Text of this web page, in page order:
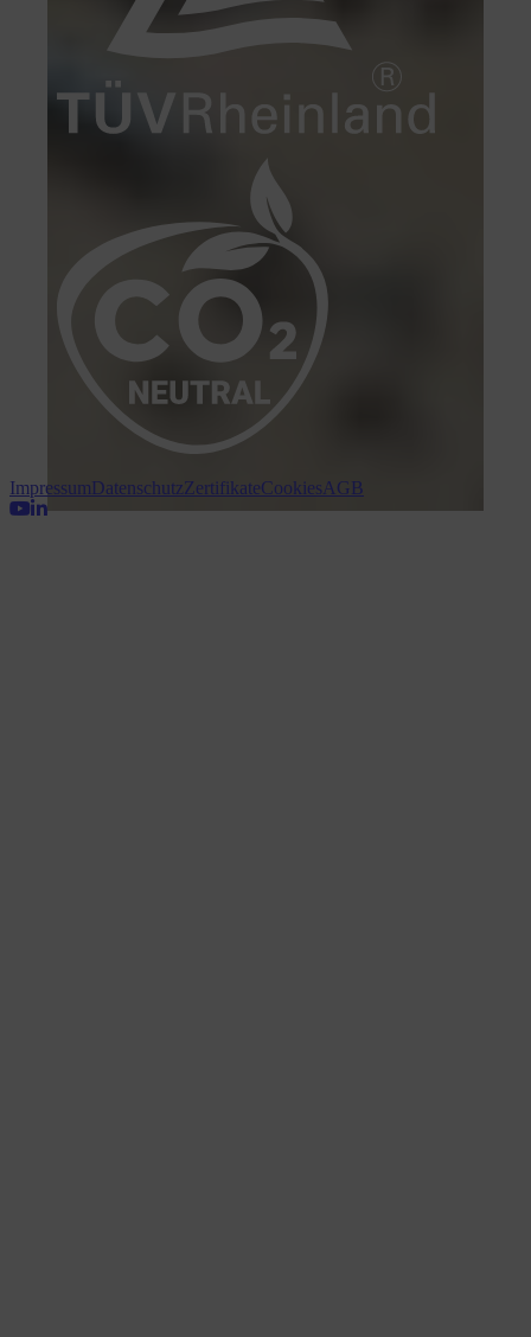
ImpressumDatenschutzZertifikateCookies AGB